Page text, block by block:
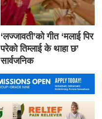
‘लज्जावती’को गीत ‘मलाई पिर
परेको तिम्लाई के थाहा छ’
सार्वजनिक